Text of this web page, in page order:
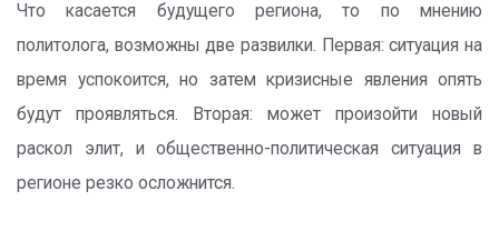
Что касается будущего региона, то по мнению
политолога, возможны две развилки. Первая: ситуация на
время успокоится, но затем кризисные явления опять
будут проявляться. Вторая: может произойти новый
раскол элит, и общественно-политическая ситуация в
регионе резко осложнится.